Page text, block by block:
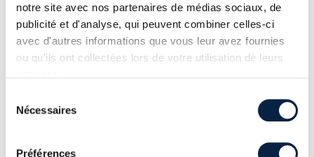
notre site avec nos partenaires de médias sociaux, de
publicité et d'analyse, qui peuvent combiner celles-ci
avec d'autres informations que vous leur avez fournies
ou qu'ils ont collectées lors de votre utilisation de leurs
Nécessaires
Préférences
ainsi être en mesure de récupérer des
secrets d’authentification
(défi/réponse, mot de passe…) si un
Kerberos, même si l’autorisation est